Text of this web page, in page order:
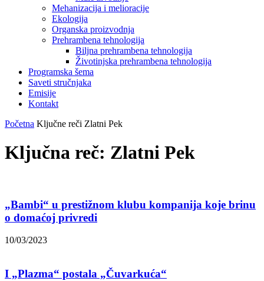
Mehanizacija i melioracije
Ekologija
Organska proizvodnja
Prehrambena tehnologija
Biljna prehrambena tehnologija
Životinjska prehrambena tehnologija
Programska šema
Saveti stručnjaka
Emisije
Kontakt
Početna Ključne reči Zlatni Pek
Ključna reč: Zlatni Pek
„Bambi“ u prestižnom klubu kompanija koje brinu
o domaćoj privredi
10/03/2023
I „Plazma“ postala „Čuvarkuća“